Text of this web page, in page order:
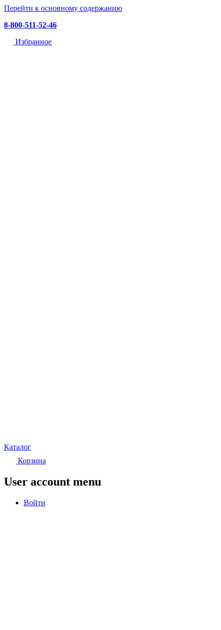
Перейти к основному содержанию
8-800-511-52-46
Избранное
Каталог
Корзина
User account menu
Войти